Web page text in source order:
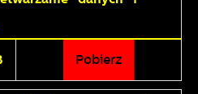
Pobierz